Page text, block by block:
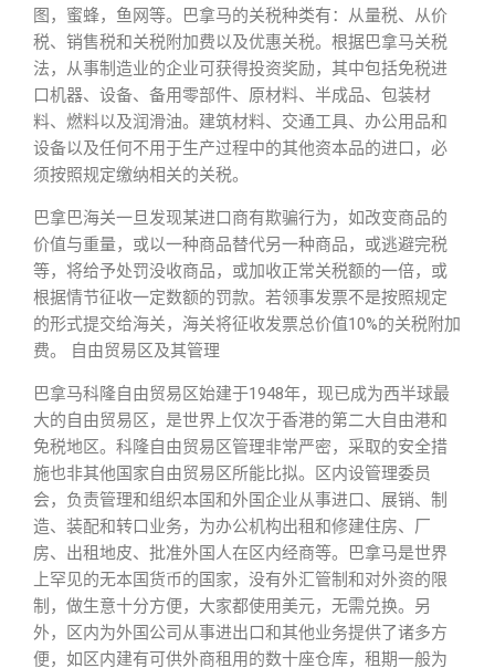
图，蜜蜂，鱼网等。巴拿马的关税种类有：从量税、从价
税、销售税和关税附加费以及优惠关税。根据巴拿马关税
法，从事制造业的企业可获得投资奖励，其中包括免税进
口机器、设备、备用零部件、原材料、半成品、包装材
料、燃料以及润滑油。建筑材料、交通工具、办公用品和
设备以及任何不用于生产过程中的其他资本品的进口，必
须按照规定缴纳相关的关税。
巴拿巴海关一旦发现某进口商有欺骗行为，如改变商品的
价值与重量，或以一种商品替代另一种商品，或逃避完税
等，将给予处罚没收商品，或加收正常关税额的一倍，或
根据情节征收一定数额的罚款。若领事发票不是按照规定
的形式提交给海关，海关将征收发票总价值10%的关税附加
费。 自由贸易区及其管理
巴拿马科隆自由贸易区始建于1948年，现已成为西半球最
大的自由贸易区，是世界上仅次于香港的第二大自由港和
免税地区。科隆自由贸易区管理非常严密，采取的安全措
施也非其他国家自由贸易区所能比拟。区内设管理委员
会，负责管理和组织本国和外国企业从事进口、展销、制
造、装配和转口业务，为办公机构出租和修建住房、厂
房、出租地皮、批准外国人在区内经商等。巴拿马是世界
上罕见的无本国货币的国家，没有外汇管制和对外资的限
制，做生意十分方便，大家都使用美元，无需兑换。另
外，区内为外国公司从事进出口和其他业务提供了诸多方
便，如区内建有可供外商租用的数十座仓库，租期一般为